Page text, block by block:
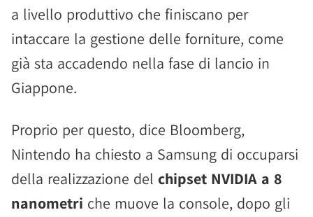
a livello produttivo che finiscano per
intaccare la gestione delle forniture, come
già sta accadendo nella fase di lancio in
Giappone.
Proprio per questo, dice Bloomberg,
Nintendo ha chiesto a Samsung di occuparsi
della realizzazione del chipset NVIDIA a 8
nanometri che muove la console, dopo gli